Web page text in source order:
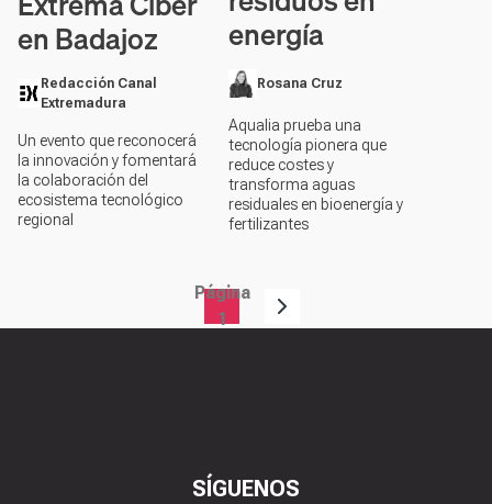
en Badajoz
Redacción Canal
Extremadura
Un evento que reconocerá
la innovación y fomentará
la colaboración del
ecosistema tecnológico
regional
energía
Rosana Cruz
Aqualia prueba una
tecnología pionera que
reduce costes y
transforma aguas
residuales en bioenergía y
fertilizantes
Página
1
SÍGUENOS